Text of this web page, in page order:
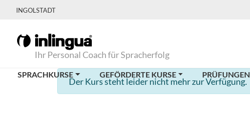
INGOLSTADT
Ihr Personal Coach für Spracherfolg
SPRACHKURSE GEFÖRDERTE KURSE PRÜFUNGEN
Der Kurs steht leider nicht mehr zur Verfügung.